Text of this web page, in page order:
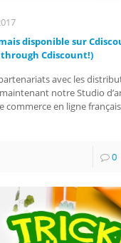
disponible sur
Cdiscount!)
avec les
notre Studio
commerce en ligne
0